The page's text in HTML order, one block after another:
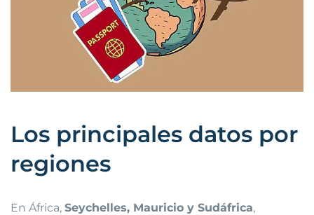
Los principales datos por
regiones
En África, Seychelles, Mauricio y Sudáfrica,